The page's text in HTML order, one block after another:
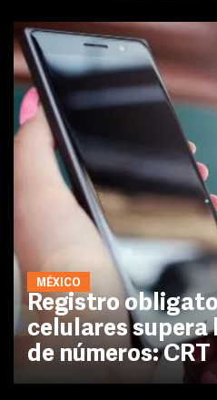
MÉXICO
Registro
celulares supera
de números: CRT